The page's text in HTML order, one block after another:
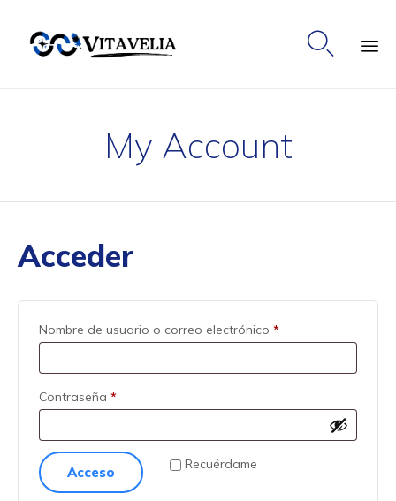

My Account
Acceder
Nombre de usuario o correo electrónico *
Contraseña *
Recuérdame
Acceso